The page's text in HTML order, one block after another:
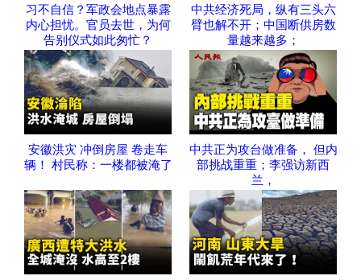
习不自信？军政会地点暴露
内心担忧。官员去世，为何
告别仪式如此匆忙？
中共经济死局，纵有三头六
臂也解不开；中国断供房数
量越来越多；
安徽洪灾 冲倒房屋 卷走车
辆！ 村民称：一楼都被淹了
中共正为攻台做准备， 但内
部挑战重重；李强访新西
兰，